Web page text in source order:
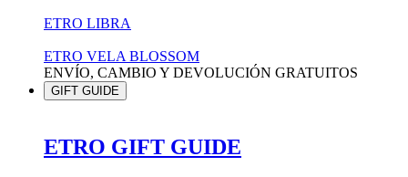
ETRO LIBRA
ETRO VELA BLOSSOM
ENVÍO, CAMBIO Y DEVOLUCIÓN GRATUITOS
GIFT GUIDE
ETRO GIFT GUIDE